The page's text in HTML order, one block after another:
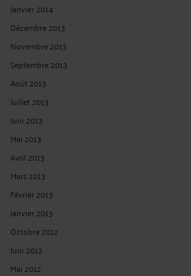
Janvier 2014
Décembre 2013
Novembre 2013
Septembre 2013
Août 2013
Juillet 2013
Juin 2013
Mai 2013
Avril 2013
Mars 2013
Février 2013
Janvier 2013
Octobre 2012
Juin 2012
Mai 2012